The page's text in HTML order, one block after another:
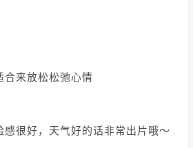
合来放松松弛心情
很好，天气好的话非常出片哦～